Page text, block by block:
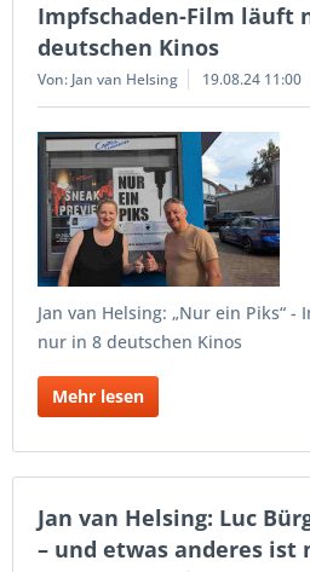
Impfschaden-Film läuft
deutschen Kinos
Von: Jan van Helsing 19.08.24 11:00
Jan van Helsing: „Nur ein Piks“
nur in 8 deutschen Kinos
Mehr lesen
Jan van Helsing: Luc
– und etwas anderes ist